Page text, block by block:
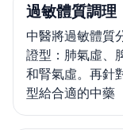
過敏體質調理
中醫將過敏體質
證型：肺氣虛、
和腎氣虛。再針
型給合適的中藥